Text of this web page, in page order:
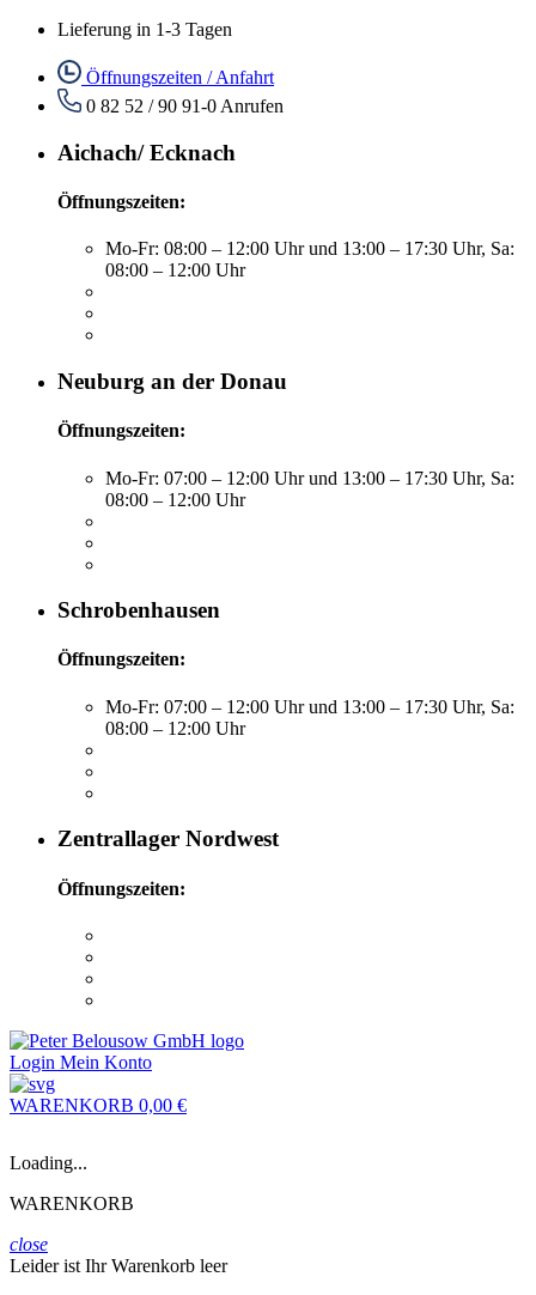
Lieferung in 1-3 Tagen
Öffnungszeiten / Anfahrt
0 82 52 / 90 91-0 Anrufen
Aichach/ Ecknach
Öffnungszeiten:
Mo-Fr: 08:00 – 12:00 Uhr und 13:00 – 17:30 Uhr, Sa:
08:00 – 12:00 Uhr
Neuburg an der Donau
Öffnungszeiten:
Mo-Fr: 07:00 – 12:00 Uhr und 13:00 – 17:30 Uhr, Sa:
08:00 – 12:00 Uhr
Schrobenhausen
Öffnungszeiten:
Mo-Fr: 07:00 – 12:00 Uhr und 13:00 – 17:30 Uhr, Sa:
08:00 – 12:00 Uhr
Zentrallager Nordwest
Öffnungszeiten:
Login Mein Konto
WARENKORB 0,00 €
Loading...
WARENKORB
close
Leider ist Ihr Warenkorb leer